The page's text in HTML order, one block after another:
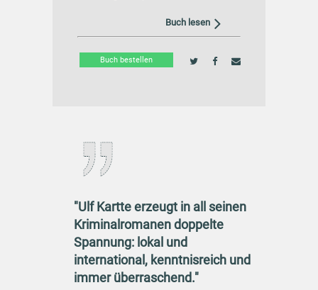
Buch lesen
Buch bestellen
"Ulf Kartte erzeugt in all seinen
Kriminalromanen doppelte
Spannung: lokal und
international, kenntnisreich und
immer überraschend."